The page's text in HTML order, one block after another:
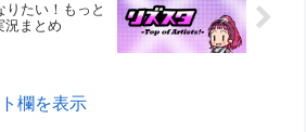
りたい！もっと
況まとめ
欄を表示